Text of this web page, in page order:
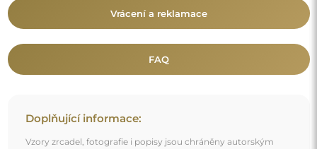
Vrácení a reklamace
FAQ
Doplňující informace:
Vzory zrcadel, fotografie i popisy jsou chráněny autorským